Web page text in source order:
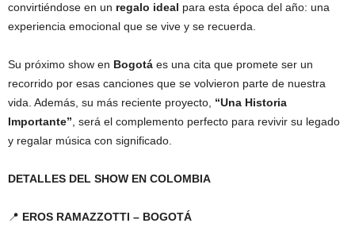
convirtiéndose en un regalo ideal para esta época del año: una
experiencia emocional que se vive y se recuerda.
Su próximo show en Bogotá es una cita que promete ser un
recorrido por esas canciones que se volvieron parte de nuestra
vida. Además, su más reciente proyecto, “Una Historia
Importante” , será el complemento perfecto para revivir su legado
y regalar música con significado.
DETALLES DEL SHOW EN COLOMBIA
📍 EROS RAMAZZOTTI – BOGOTÁ